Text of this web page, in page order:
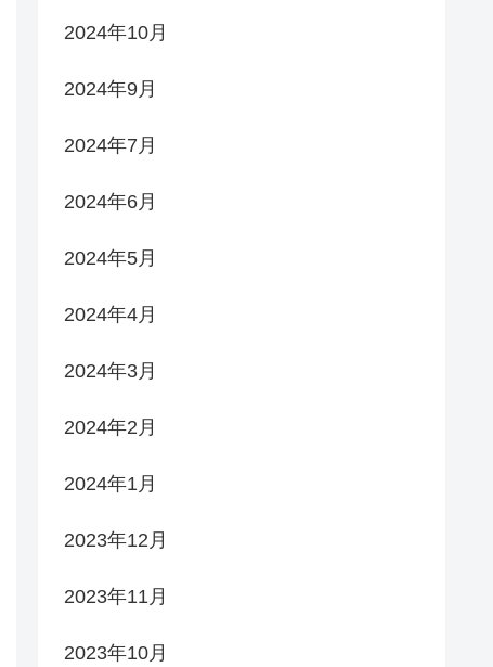
2024年10月
2024年9月
2024年7月
2024年6月
2024年5月
2024年4月
2024年3月
2024年2月
2024年1月
2023年12月
2023年11月
2023年10月